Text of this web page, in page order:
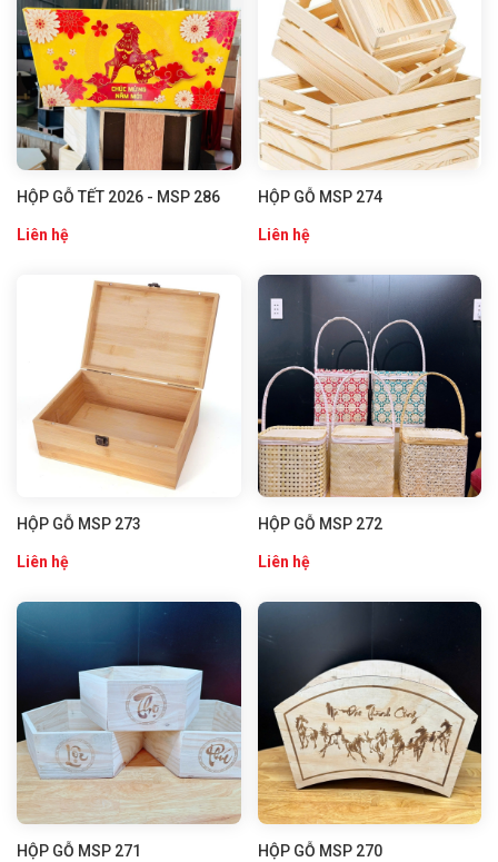
HỘP GỖ TẾT 2026 - MSP 286
Liên hệ
HỘP GỖ MSP 274
Liên hệ
HỘP GỖ MSP 273
Liên hệ
HỘP GỖ MSP 272
Liên hệ
HỘP GỖ MSP 271 HỘP GỖ MSP 270